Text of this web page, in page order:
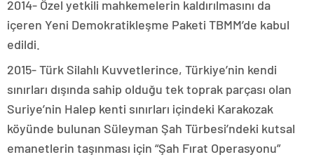
2014- Özel yetkili mahkemelerin kaldırılmasını da
içeren Yeni Demokratikleşme Paketi TBMM’de kabul
edildi.
2015- Türk Silahlı Kuvvetlerince, Türkiye’nin kendi
sınırları dışında sahip olduğu tek toprak parçası olan
Suriye’nin Halep kenti sınırları içindeki Karakozak
köyünde bulunan Süleyman Şah Türbesi’ndeki kutsal
emanetlerin taşınması için “Şah Fırat Operasyonu”